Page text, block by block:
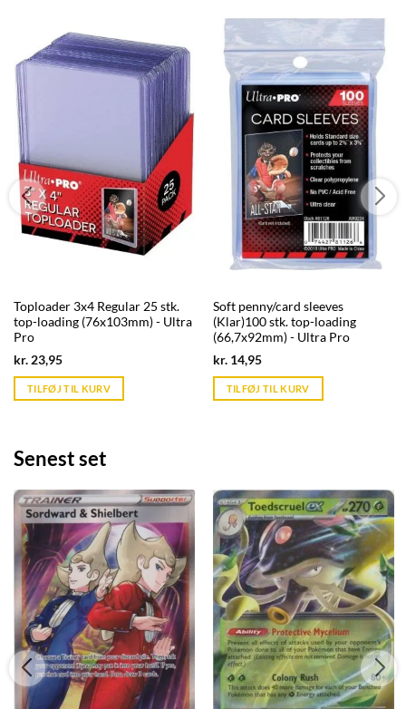
Toploader 3x4 Regular 25 stk.
top-loading (76x103mm) - Ultra
Pro
kr.23,95Current
is:
kr. 39,95.
TILFØJ TIL KURV
Soft penny/card sleeves
(Klar)100 stk. top-loading
(66,7x92mm) - Ultra Pro
kr.14,95Current
is:
kr. 39,95.
TILFØJ TIL KURV
Senest set